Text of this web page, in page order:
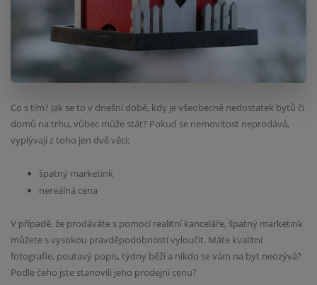
Co s tím? Jak se to v dnešní době, kdy je všeobecně nedostatek bytů či
domů na trhu, vůbec může stát? Pokud se nemovitost neprodává,
vyplývají z toho jen dvě věci:
špatný marketink
nereálná cena
V případě, že prodáváte s pomocí realitní kanceláře, špatný marketink
můžete s vysokou pravděpodobností vyloučit. Máte kvalitní
fotografie, poutavý popis, týdny běží a nikdo se vám na byt neozývá?
Podle čeho jste stanovili jeho prodejní cenu?